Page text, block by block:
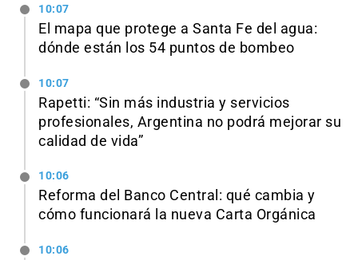
10:07
El mapa que protege a Santa Fe del agua:
dónde están los 54 puntos de bombeo
10:07
Rapetti: “Sin más industria y servicios
profesionales, Argentina no podrá mejorar su
calidad de vida”
10:06
Reforma del Banco Central: qué cambia y
cómo funcionará la nueva Carta Orgánica
10:06